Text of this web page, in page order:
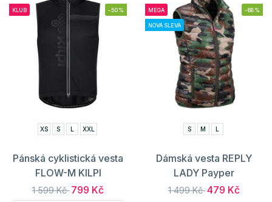
KLUB -50%
XS S L XXL
Pánská cyklistická vesta
FLOW-M KILPI
1 599 Kč 799 Kč
MEGA
NOVÁ SLEVA
-68%
S M L
Dámská vesta REPLY
LADY Payper
1 499 Kč479 Kč